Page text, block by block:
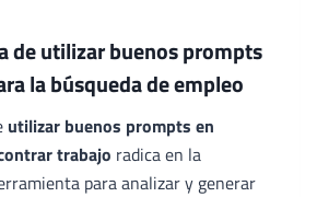
de utilizar buenos prompts
la búsqueda de empleo
utilizar buenos prompts en
trabajo radica en la
para analizar y generar